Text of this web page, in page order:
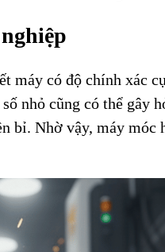
máy có độ chính xác
nhỏ cũng có thể gây
Nhờ vậy, máy móc